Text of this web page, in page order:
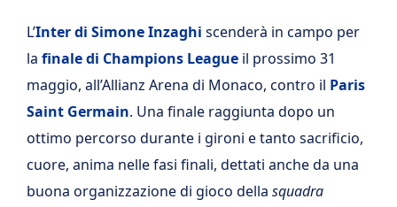
L’Inter di Simone Inzaghi scenderà in campo per
la finale di Champions League il prossimo 31
maggio, all’Allianz Arena di Monaco, contro il Paris
Saint Germain. Una finale raggiunta dopo un
ottimo percorso durante i gironi e tanto sacrificio,
cuore, anima nelle fasi finali, dettati anche da una
buona organizzazione di gioco della squadra